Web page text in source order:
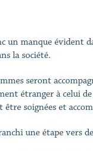
un manque évident
la société.
seront
étranger à celui de
soignées et
une étape vers